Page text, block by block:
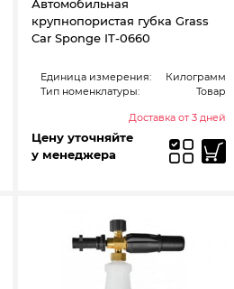
Автомобильная
крупнопористая губка Grass
Car Sponge IT-0660
Единица измерения:
Килограмм
Тип номенклатуры:
Товар
Доставка от 3 дней
Цену уточняйте
у менеджера